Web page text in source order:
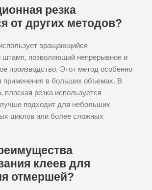
резка
от других методов?
вращающийся
штамп, позволяющий непрерывное и
производство. Этот метод особенно
применения в больших объемах. В
плоская резка используется
подходит для небольших
циклов или более сложных
клеев для
отмершей?